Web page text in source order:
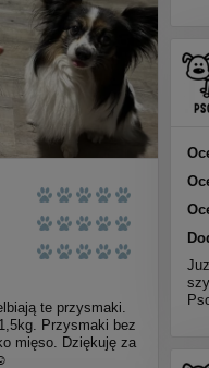
te przysmaki.
Przysmaki bez
mięso. Dziękuję za